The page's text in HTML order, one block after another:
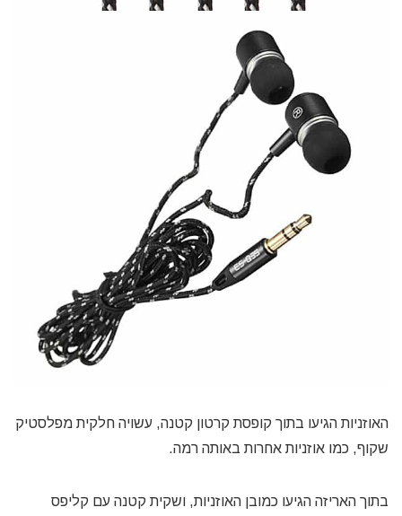
האוזניות הגיעו בתוך קופסת קרטון קטנה, עשויה חלקית מפלסטיק
שקוף, כמו אוזניות אחרות באותה רמה.
בתוך האריזה הגיעו כמובן האוזניות, ושקית קטנה עם קליפס